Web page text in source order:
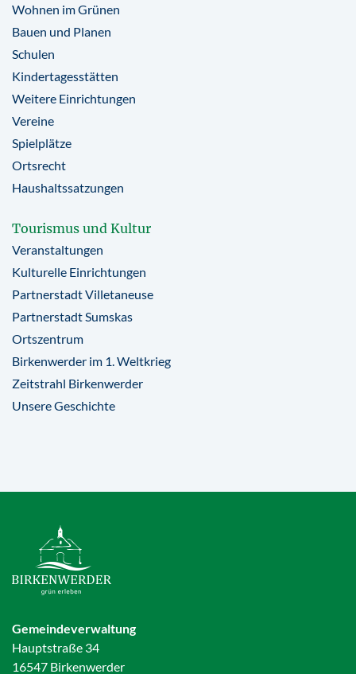
Wohnen im Grünen
Bauen und Planen
Schulen
Kindertagesstätten
Weitere Einrichtungen
Vereine
Spielplätze
Ortsrecht
Haushaltssatzungen
Tourismus und Kultur
Veranstaltungen
Kulturelle Einrichtungen
Partnerstadt Villetaneuse
Partnerstadt Sumskas
Ortszentrum
Birkenwerder im 1. Weltkrieg
Zeitstrahl Birkenwerder
Unsere Geschichte
Gemeindeverwaltung
Hauptstraße 34
16547 Birkenwerder